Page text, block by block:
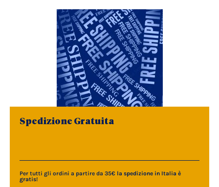
Spedizione Gratuita
Per tutti gli ordini a partire da 35€ la spedizione in Italia è
gratis!